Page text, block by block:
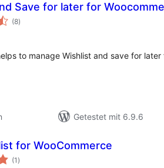
Save for later for
(8Bewertungen
insgesamt
)
to manage Wishlist and save for later
Getestet mit 6.9.6
for WooCommerce
(1 Bewertungen
insgesamt
)